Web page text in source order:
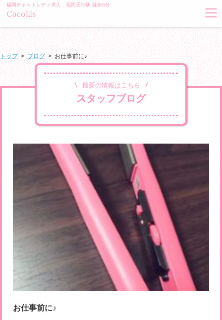
福岡チャットレディ求人 福岡天神駅 徒歩5分
トップ> ブログ > お仕事前に♪
最新の情報はこちら
スタッフブログ
お仕事前に♪